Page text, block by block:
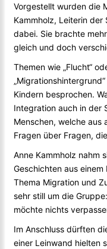
Vorgestellt wurden die
Kammholz, Leiterin
dabei. Sie brachte
gleich und doch
Themen wie „Flucht“
Kindern besprochen.
Integration auch in der
Menschen, welche aus
Fragen über Fragen,
Anne Kammholz nahm
Geschichten aus
Thema Migration und
sehr still um die
möchte nichts
Im Anschluss dürften
einer Leinwand hielten